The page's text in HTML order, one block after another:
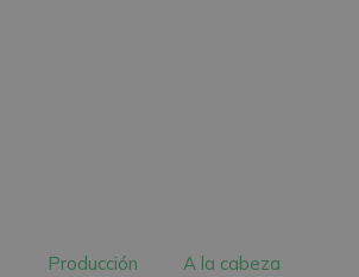
Producción
A la cabeza